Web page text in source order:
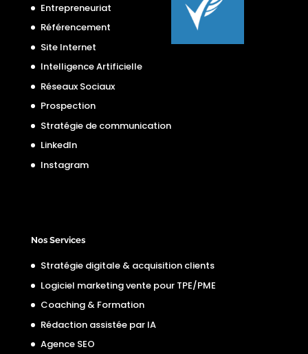
Entrepreneuriat
Référencement
Site Internet
Intelligence Artificielle
Réseaux Sociaux
Prospection
Stratégie de communication
LinkedIn
Instagram
Nos Services
Stratégie digitale & acquisition clients
Logiciel marketing vente pour TPE/PME
Coaching & Formation
Rédaction assistée par IA
Agence SEO